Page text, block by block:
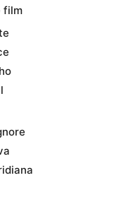
film